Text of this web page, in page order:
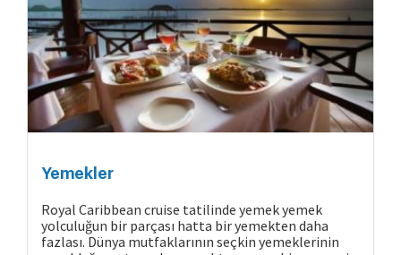
Yemekler
Royal Caribbean cruise tatilinde yemek yemek
yolculuğun bir parçası hatta bir yemekten daha
fazlası. Dünya mutfaklarının seçkin yemeklerinin